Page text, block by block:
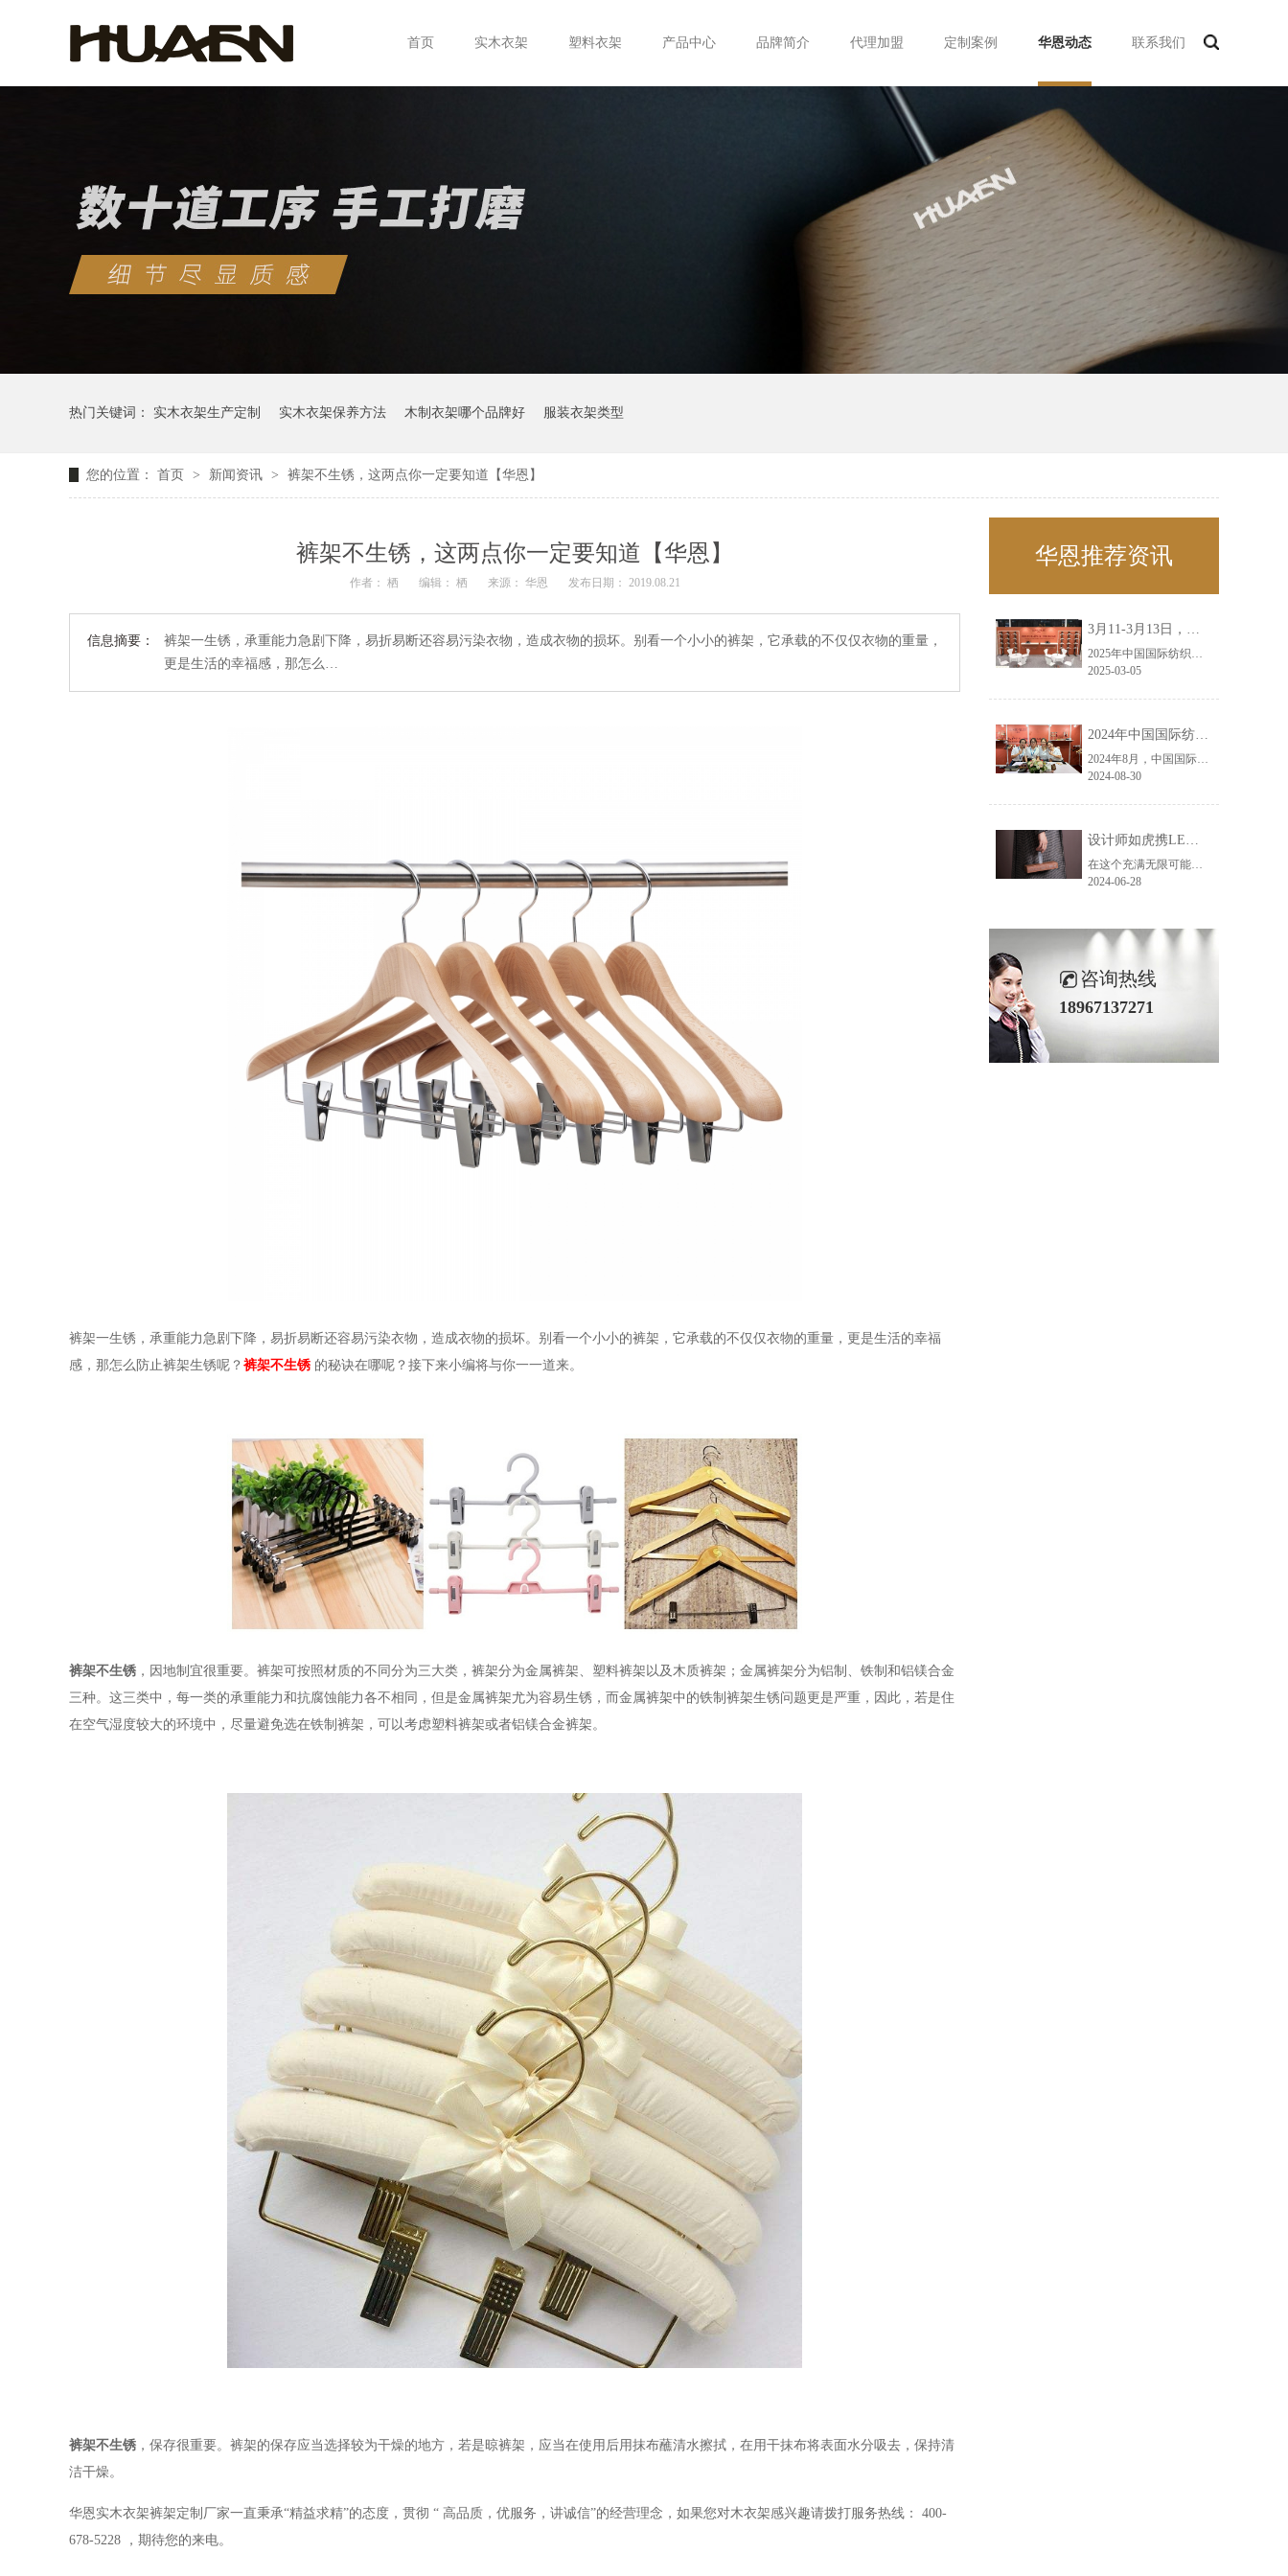
首页 实木衣架 塑料衣架 产品中心 品牌简介 代理加盟 定制案例 华恩动态 联系我们
热门关键词： 实木衣架生产定制 实木衣架保养方法 木制衣架哪个品牌好 服装衣架类型
您的位置： 首页 > 新闻资讯 > 裤架不生锈，这两点你一定要知道【华恩】
裤架不生锈，这两点你一定要知道【华恩】
作者： 栖 编辑： 栖 来源： 华恩 发布日期： 2019.08.21
信息摘要：
裤架一生锈，承重能力急剧下降，易折易断还容易污染衣物，造成衣物的损坏。别看一个小小的裤架，它承载的不仅仅衣物的重量，
更是生活的幸福感，那怎么…
裤架一生锈，承重能力急剧下降，易折易断还容易污染衣物，造成衣物的损坏。别看一个小小的裤架，它承载的不仅仅衣物的重量，更是生活的幸福
感，那怎么防止裤架生锈呢？ 裤架不生锈 的秘诀在哪呢？接下来小编将与你一一道来。
裤架不生锈 ，因地制宜很重要。裤架可按照材质的不同分为三大类，裤架分为金属裤架、塑料裤架以及木质裤架；金属裤架分为铝制、铁制和铝镁合金
三种。这三类中，每一类的承重能力和抗腐蚀能力各不相同，但是金属裤架尤为容易生锈，而金属裤架中的铁制裤架生锈问题更是严重，因此，若是住
在空气湿度较大的环境中，尽量避免选在铁制裤架，可以考虑塑料裤架或者铝镁合金裤架。
裤架不生锈 ，保存很重要。裤架的保存应当选择较为干燥的地方，若是晾裤架，应当在使用后用抹布蘸清水擦拭，在用干抹布将表面水分吸去，保持清
洁干燥。
华恩实木衣架裤架定制厂家一直秉承“精益求精”的态度，贯彻 “ 高品质，优服务，讲诚信”的经营理念，如果您对木衣架感兴趣请拨打服务热线：
400-
678-5228
，期待您的来电。
华恩推荐资讯
3月11-3月13日，华恩诚邀您共赴上海面辅料春夏展——华恩
2025年中国国际纺织面料及辅料（春夏）博览会即将盛大开启！感谢您对华恩品牌的关注！3.11-3.13，杭州华恩（LEMONLEE）诚邀您共赴这场春日的宴会！
2025-03-05
2024年中国国际纺织面料及辅料（秋冬）博览会完美收官！——华恩
2024年8月，中国国际纺织面料及辅料（秋冬）博览会完美收官！作为一家拥有30年历史的专业衣架制造商，我们非常荣幸能够参与这一盛会，并在此期间与众多客户进行了广泛而深入的交流。
2024-08-30
设计师如虎携LEMONLEE红雪松礼盒荣获第六届未来·已来香港新锐当代设计奖铜奖
在这个充满无限可能的2024年夏季，LEMONLEE品牌设计师如虎以其非凡的创意与对自然的深刻理解，精心打造的红雪松木球礼盒，在“2024未来·已来——第六届香港新锐当代设计奖”中摘得铜奖。这不仅是对设计师如虎原创设计能力的嘉奖，更是对LEMONLEE品牌的高度认可。
2024-06-28
咨询热线
18967137271